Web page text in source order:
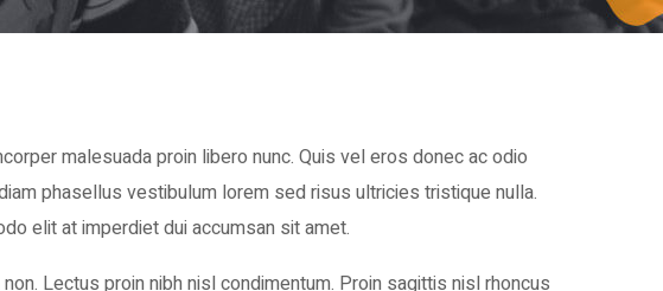
malesuada proin libero nunc. Quis vel eros donec ac odio
phasellus vestibulum lorem sed risus ultricies tristique nulla.
elit at imperdiet dui accumsan sit amet.
Lectus proin nibh nisl condimentum. Proin sagittis nisl rhoncus